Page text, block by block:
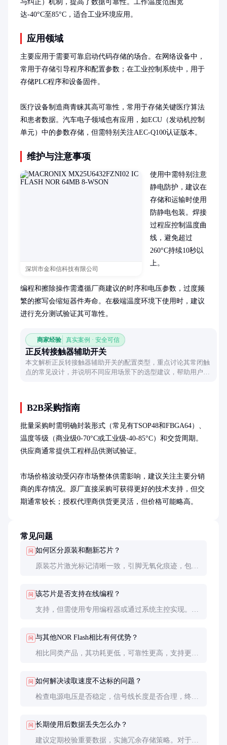
与纠正）机制，提高了数据可靠性。工作温度范围宽
达-40°C至85°C，适合工业环境应用。
应用领域
主要应用于需要可靠启动代码存储的场合。在网络设备中，
常用于存储引导程序和配置参数；在工业控制系统中，用于
存储PLC程序和设备固件。
医疗设备制造商青睐其高可靠性，常用于存储关键医疗算法
和患者数据。汽车电子领域也有应用，如ECU（发动机控制
单元）中的参数存储，但需特别关注AEC-Q100认证版本。
维护与注意事项
深圳市金和信科技有限公司
使用中需特别注意
静电防护，建议在
存储和运输时使用
防静电包装。焊接
过程应控制温度曲
线，避免超过
260°C持续10秒以
上。
编程和擦除操作需遵循厂商建议的时序和电压参数，过度频
繁的擦写会缩短器件寿命。在极端温度环境下使用时，建议
进行充分测试验证其可靠性。
商家经验 真实案例 · 安全可信
正反转接触器辅助开关
本文解析正反转接触器辅助开关的配置类型，重点讨论其常闭触
点的常见设计，并说明不同应用场景下的选型建议，帮助用户准
B2B采购指南
批量采购时需明确封装形式（常见有TSOP48和FBGA64）、
温度等级（商业级0-70°C或工业级-40-85°C）和交货周期。
供应商通常提供工程样品供测试验证。
市场价格波动受闪存市场整体供需影响，建议关注主要分销
商的库存情况。原厂直接采购可获得更好的技术支持，但交
期通常较长；授权代理商供货更灵活，但价格可能略高。
常见问题
问 如何区分原装和翻新芯片？
原装芯片激光标记清晰一致，引脚无氧化痕迹，包装
问 该芯片是否支持在线编程？
支持，但需使用专用编程器或通过系统主控实现。编
问 与其他NOR Flash相比有何优势？
相比同类产品，其功耗更低，可靠性更高，支持更宽
问 如何解决读取速度不达标的问题？
检查电源电压是否稳定，信号线长度是否合理，终端
问 长期使用后数据丢失怎么办？
建议定期校验重要数据，实施冗余存储策略。对于关